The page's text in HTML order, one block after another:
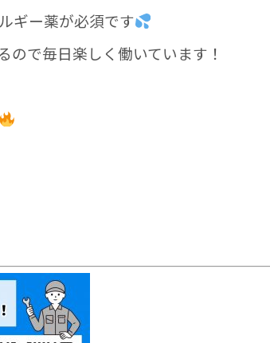
ギー薬が必須です
ので毎日楽しく働いています！